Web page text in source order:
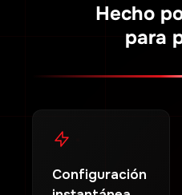
Hecho
para
Configuración